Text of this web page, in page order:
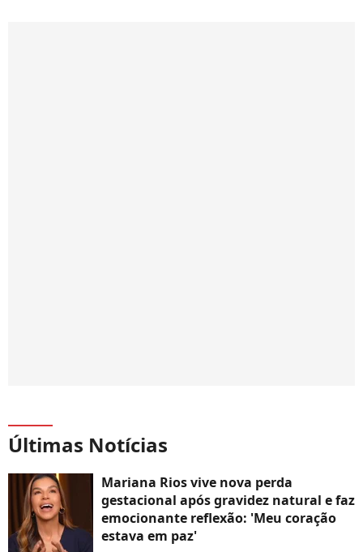
Últimas Notícias
Mariana Rios vive nova perda
gestacional após gravidez natural e faz
emocionante reflexão: 'Meu coração
estava em paz'